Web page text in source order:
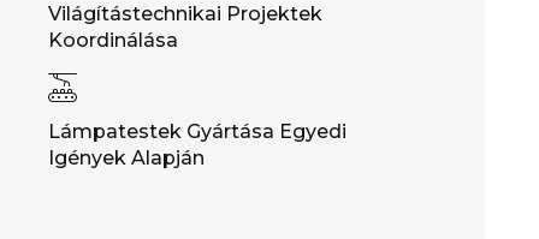
Világítástechnikai Projektek
Koordinálása
Lámpatestek Gyártása Egyedi
Igények Alapján